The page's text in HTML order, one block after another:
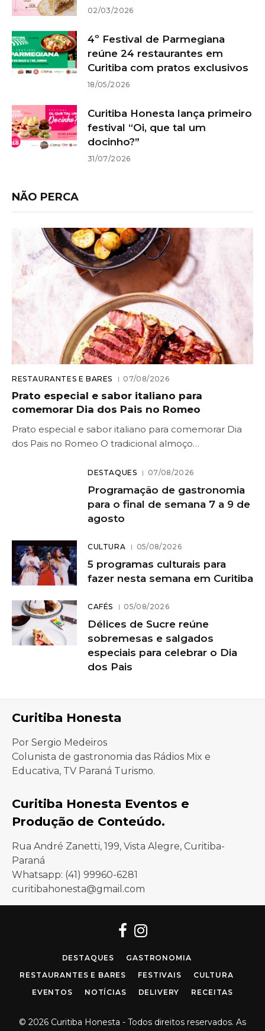
02/03/2026
4º Festival de Parmegiana
reúne 24 restaurantes em
Curitiba com pratos exclusivos
18/05/2026
Curitiba Honesta lança primeiro
festival “Oi, que tal um
docinho?”
31/07/2026
NÃO PERCA
RESTAURANTES E BARES 07/08/2026
Prato especial e sabor italiano para
comemorar Dia dos Pais no Romeo
Prato especial e sabor italiano para comemorar Dia
dos Pais no Romeo O tradicional almoço…
DESTAQUES 07/08/2026
Programação de gastronomia
para o final de semana 7 a 9 de
agosto
CULTURA 05/08/2026
5 programas culturais para
fazer nesta semana em Curitiba
CAFÉS 05/08/2026
Délices de Sucre reúne
sobremesas e salgados
especiais para celebrar o Dia
dos Pais
Curitiba Honesta
Por Sergio Medeiros
Colunista de gastronomia das Rádios Mix e
Educativa, TV Paraná Turismo.
Curitiba Honesta Eventos e
Produção de Conteúdo.
Rua André Zanetti, 199, Vista Alegre, Curitiba-
Paraná
Whatsapp: (41) 99960-6281
curitibahonesta@gmail.com
Facebook
Instagram
DESTAQUES
GASTRONOMIA
RESTAURANTES E BARES
FESTIVAIS
CULTURA
EVENTOS
NOTÍCIAS DELIVERY RECEITAS
© 2026 Curitiba Honesta - Todos direitos reservados. As